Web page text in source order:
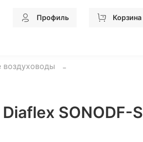
Профиль Корзина
воздуховоды
SONODF-S